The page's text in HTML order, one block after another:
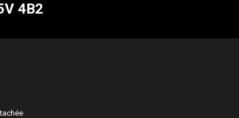
4B2